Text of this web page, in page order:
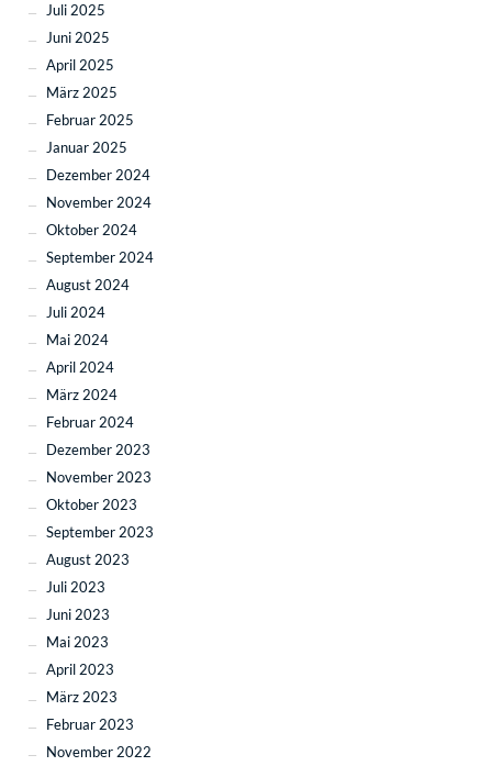
Juli 2025
Juni 2025
April 2025
März 2025
Februar 2025
Januar 2025
Dezember 2024
November 2024
Oktober 2024
September 2024
August 2024
Juli 2024
Mai 2024
April 2024
März 2024
Februar 2024
Dezember 2023
November 2023
Oktober 2023
September 2023
August 2023
Juli 2023
Juni 2023
Mai 2023
April 2023
März 2023
Februar 2023
November 2022